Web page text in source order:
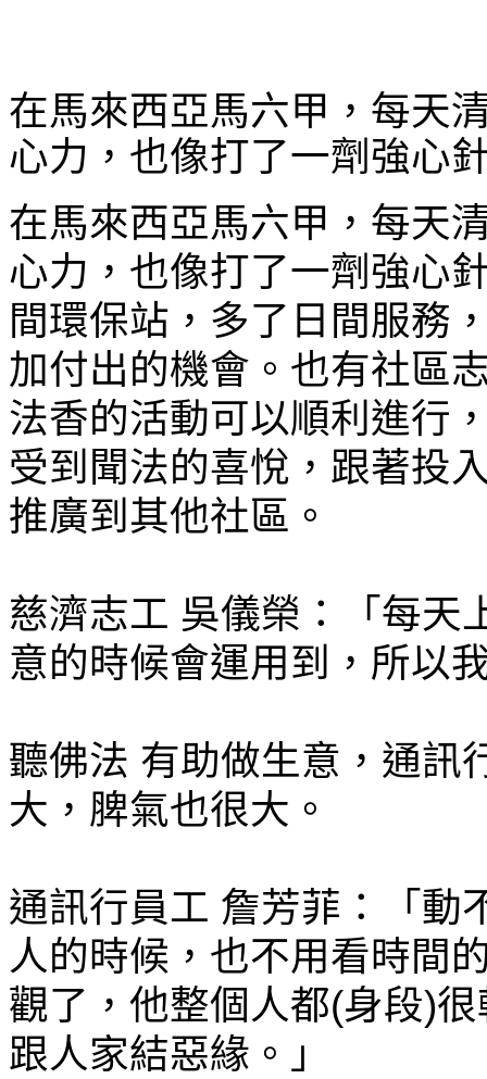
在馬來西亞馬六甲，每天
心力，也像打了一劑強心
在馬來西亞馬六甲，每天
心力，也像打了一劑強心
間環保站，多了日間服務
加付出的機會。也有社區
法香的活動可以順利進行
受到聞法的喜悅，跟著投
推廣到其他社區。
慈濟志工 吳儀榮：「每天
意的時候會運用到，所以
聽佛法 有助做生意，通訊
大，脾氣也很大。
通訊行員工 詹芳菲：「動
人的時候，也不用看時間
觀了，他整個人都(身段)
跟人家結惡緣。」